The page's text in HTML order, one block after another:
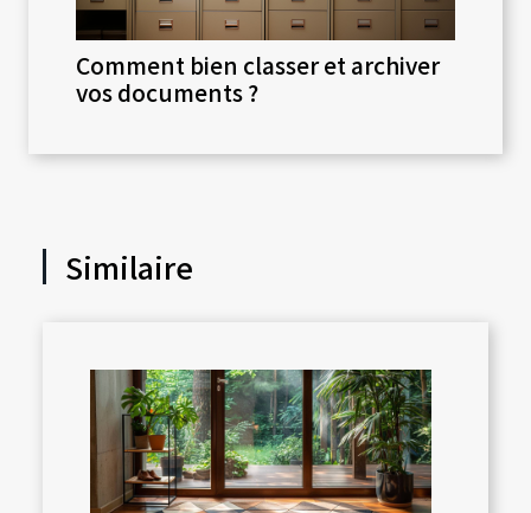
Comment bien classer et archiver
vos documents ?
Similaire